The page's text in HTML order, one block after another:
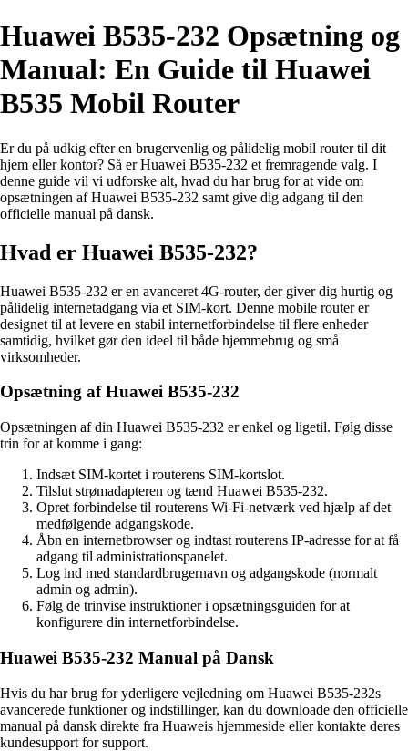
Huawei B535-232 Opsætning og
Manual: En Guide til Huawei
B535 Mobil Router
Er du på udkig efter en brugervenlig og pålidelig mobil router til dit
hjem eller kontor? Så er Huawei B535-232 et fremragende valg. I
denne guide vil vi udforske alt, hvad du har brug for at vide om
opsætningen af Huawei B535-232 samt give dig adgang til den
officielle manual på dansk.
Hvad er Huawei B535-232?
Huawei B535-232 er en avanceret 4G-router, der giver dig hurtig og
pålidelig internetadgang via et SIM-kort. Denne mobile router er
designet til at levere en stabil internetforbindelse til flere enheder
samtidig, hvilket gør den ideel til både hjemmebrug og små
virksomheder.
Opsætning af Huawei B535-232
Opsætningen af din Huawei B535-232 er enkel og ligetil. Følg disse
trin for at komme i gang:
Indsæt SIM-kortet i routerens SIM-kortslot.
Tilslut strømadapteren og tænd Huawei B535-232.
Opret forbindelse til routerens Wi-Fi-netværk ved hjælp af det
medfølgende adgangskode.
Åbn en internetbrowser og indtast routerens IP-adresse for at få
adgang til administrationspanelet.
Log ind med standardbrugernavn og adgangskode (normalt
admin og admin).
Følg de trinvise instruktioner i opsætningsguiden for at
konfigurere din internetforbindelse.
Huawei B535-232 Manual på Dansk
Hvis du har brug for yderligere vejledning om Huawei B535-232s
avancerede funktioner og indstillinger, kan du downloade den officielle
manual på dansk direkte fra Huaweis hjemmeside eller kontakte deres
kundesupport for support.